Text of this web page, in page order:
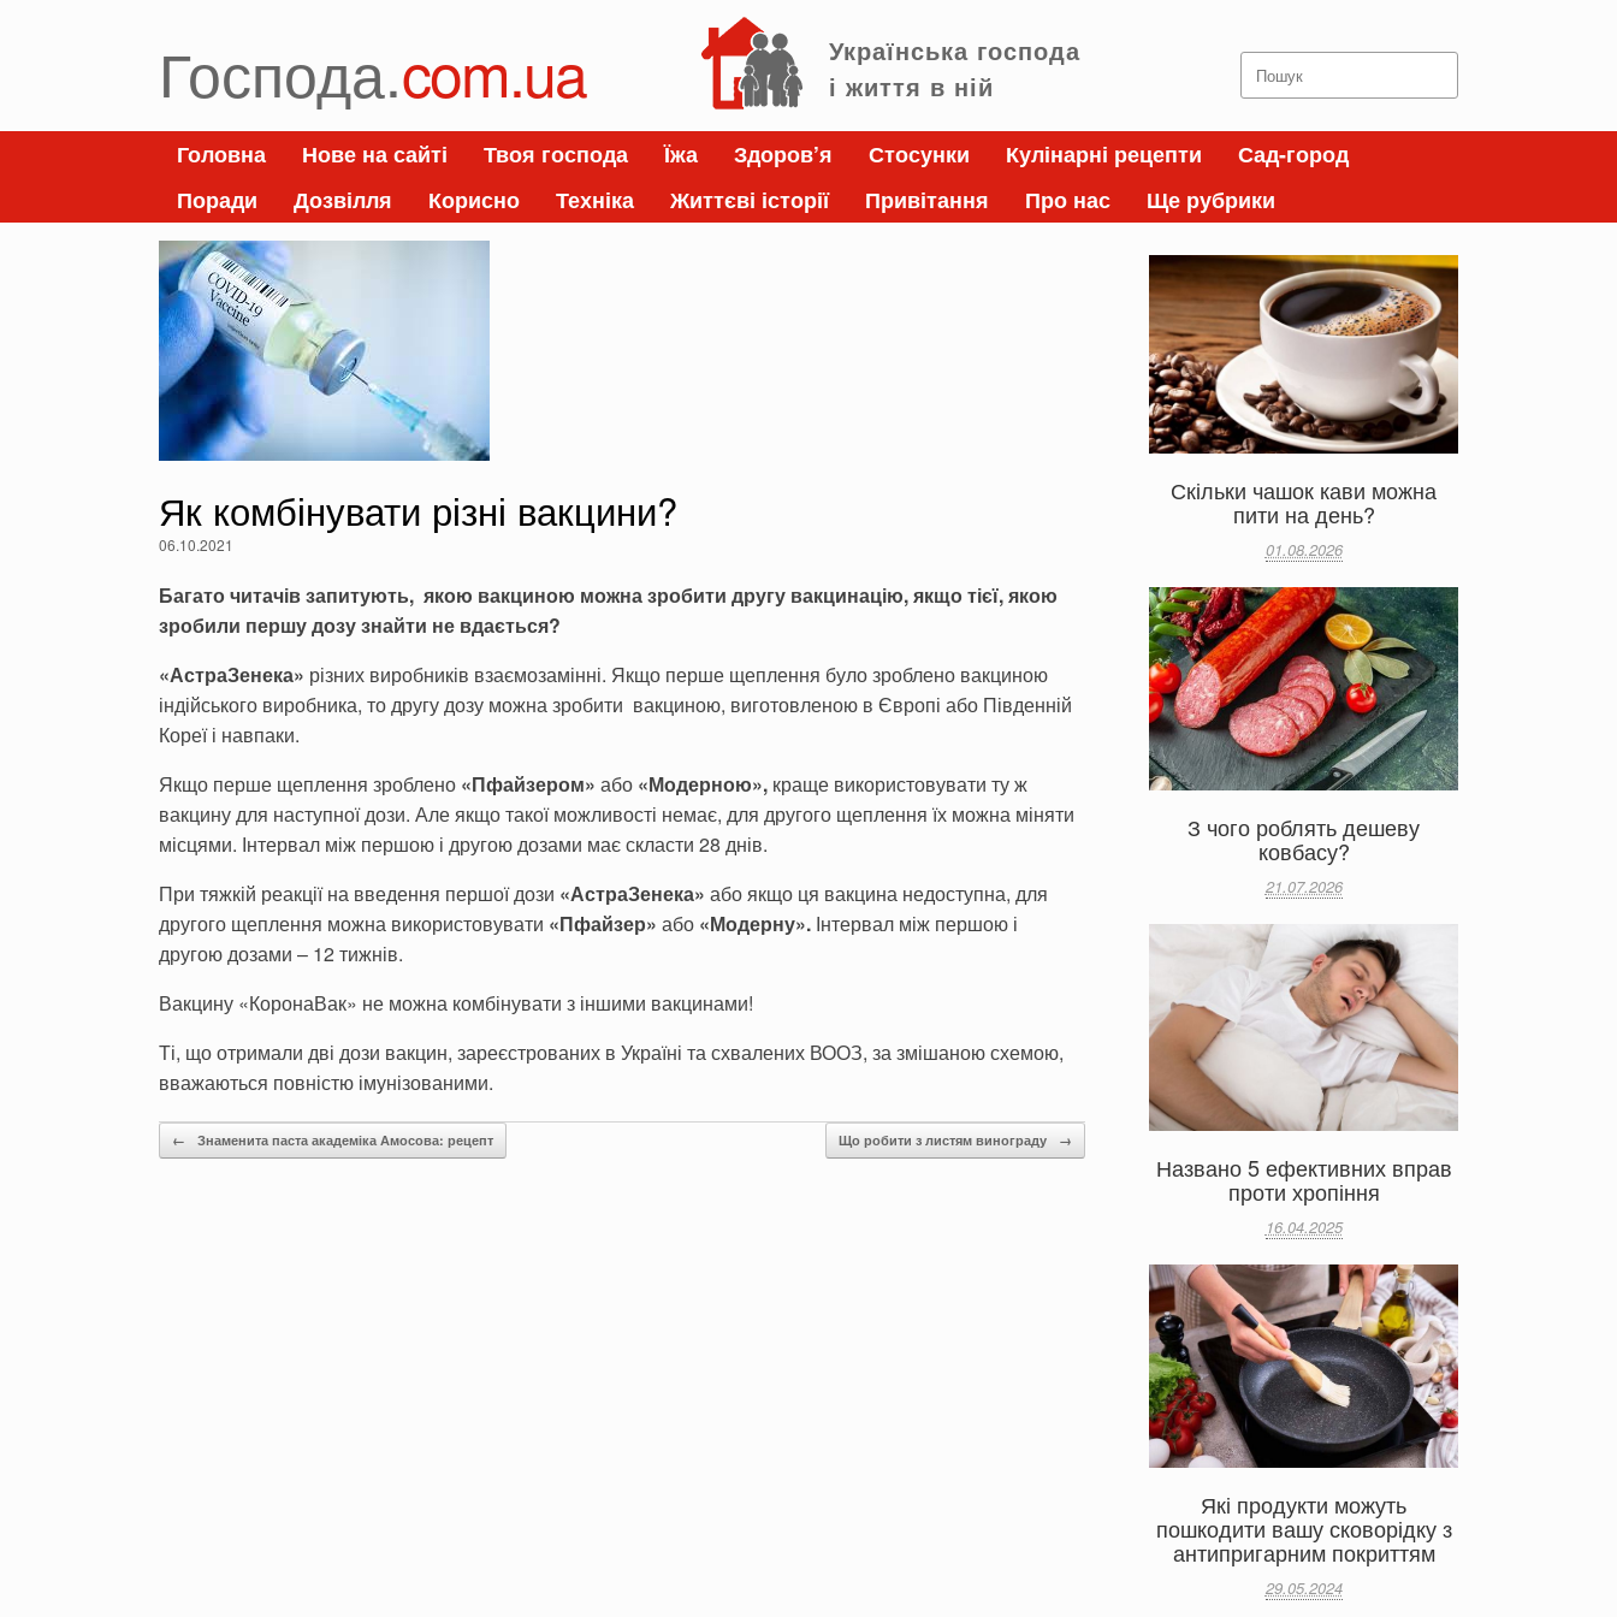
Господа.com.ua
Українська господа
і життя в ній
Search
for:
Головна Нове на сайті Твоя господа Їжа Здоров’я Стосунки Кулінарні рецепти
Сад-город
Поради
Дозвілля Корисно Техніка Життєві історії Привітання Про нас Ще рубрики
Як комбінувати різні вакцини?
06.10.2021
Багато читачів запитують, якою вакциною можна зробити другу вакцинацію, якщо тієї, якою
зробили першу дозу знайти не вдається?
«АстраЗенека» різних виробників взаємозамінні. Якщо перше щеплення було зроблено вакциною
індійського виробника, то другу дозу можна зробити вакциною, виготовленою в Європі або Південній
Кореї і навпаки.
Якщо перше щеплення зроблено «Пфайзером» або «Модерною», краще використовувати ту ж
вакцину для наступної дози. Але якщо такої можливості немає, для другого щеплення їх можна міняти
місцями. Інтервал між першою і другою дозами має скласти 28 днів.
При тяжкій реакції на введення першої дози «АстраЗенека» або якщо ця вакцина недоступна, для
другого щеплення можна використовувати «Пфайзер» або «Модерну». Інтервал між першою і
другою дозами – 12 тижнів.
Вакцину «КоронаВак» не можна комбінувати з іншими вакцинами!
Ті, що отримали дві дози вакцин, зареєстрованих в Україні та схвалених ВООЗ, за змішаною схемою,
вважаються повністю імунізованими.
Post navigation
← Знаменита паста академіка Амосова: рецепт Що робити з листям винограду →
Скільки чашок кави можна
пити на день?
01.08.2026
З чого роблять дешеву
ковбасу?
21.07.2026
Названо 5 ефективних вправ
проти хропіння
16.04.2025
Які продукти можуть
пошкодити вашу сковорідку з
антипригарним покриттям
29.05.2024